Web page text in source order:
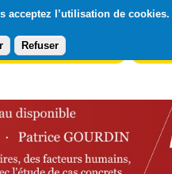
acceptez l’utilisation de cookies.
Refuser
à la Lettre du Diploweb